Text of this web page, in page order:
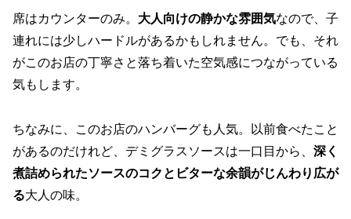
席はカウンターのみ。 大人向けの静かな雰囲気なので、子
連れには少しハードルがあるかもしれません。でも、それ
がこのお店の丁寧さと落ち着いた空気感につながっている
気もします。
ちなみに、このお店のハンバーグも人気。以前食べたこと
があるのだけれど、デミグラスソースは一口目から、 深く
煮詰められたソースのコクとビターな余韻がじんわり広が
る大人の味。